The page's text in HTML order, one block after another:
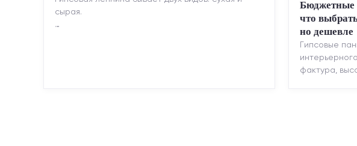
сырая.
Бюджетные
что
но дешевле
Гипсовые
фактура,